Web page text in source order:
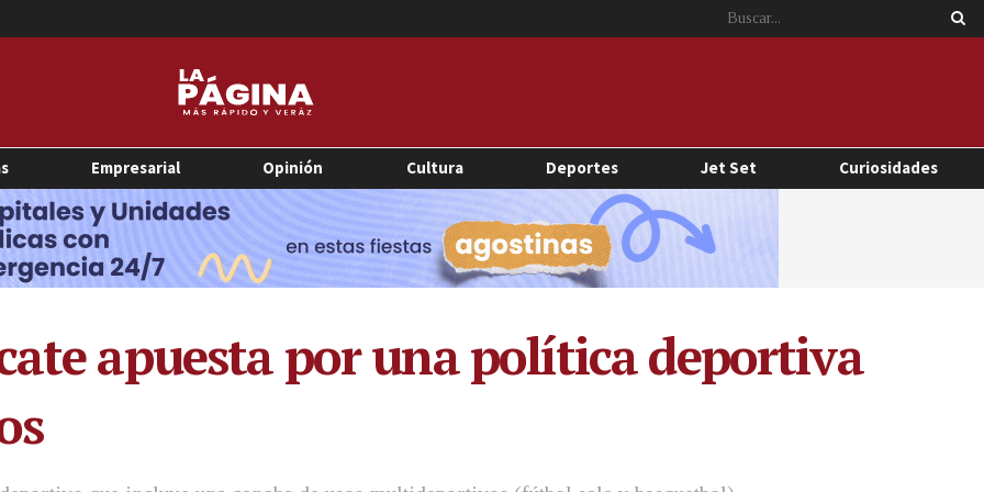
Empresarial Opinión Cultura Deportes Jet Set Curiosidades
apuesta por una política deportiva